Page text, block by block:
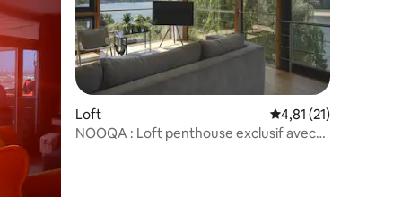
: 4,96 sur 5
Loft Évaluation moyenne
4,81 (21)
NOOQA : Loft penthouse exclusif avec